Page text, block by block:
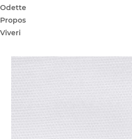
Odette
Propos
Viveri